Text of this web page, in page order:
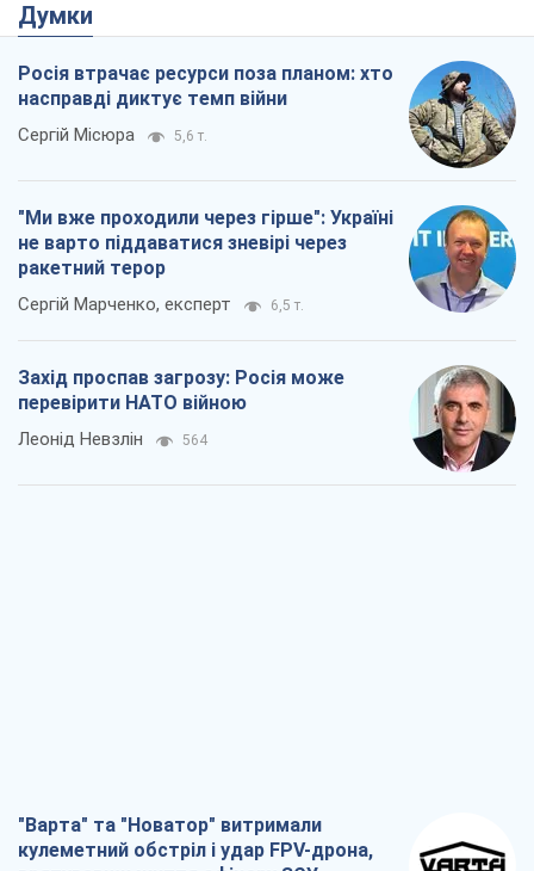
Думки
Росія втрачає ресурси поза планом: хто
насправді диктує темп війни
Сергій Місюра 5,6 т.
"Ми вже проходили через гірше": Україні
не варто піддаватися зневірі через
ракетний терор
Сергій Марченко, експерт 6,5 т.
Захід проспав загрозу: Росія може
перевірити НАТО війною
Леонід Невзлін 564
"Варта" та "Новатор" витримали
кулеметний обстріл і удар FPV-дрона,